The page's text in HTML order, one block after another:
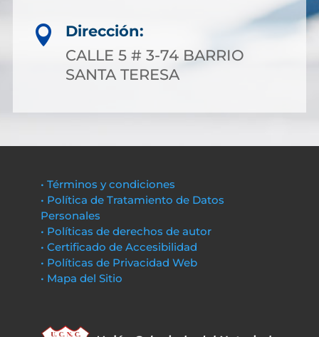

Dirección:
CALLE 5 # 3-74 BARRIO
SANTA TERESA
• Términos y condiciones
• Política de Tratamiento de Datos
Personales
• Políticas de derechos de autor
• Certificado de Accesibilidad
• Políticas de Privacidad Web
• Mapa del Sitio